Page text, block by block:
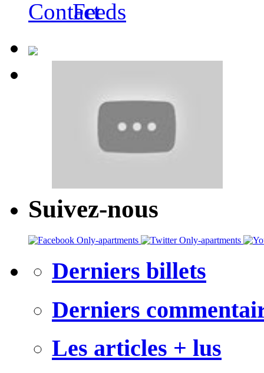
Suivez-nous
Derniers billets
Derniers
Les articles + lus